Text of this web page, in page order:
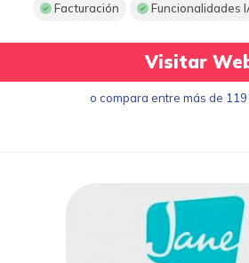
Facturación Funcionalidades
Visitar
o compara entre más de